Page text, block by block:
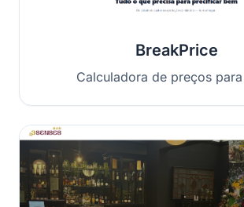
BreakPrice
Calculadora de preços para